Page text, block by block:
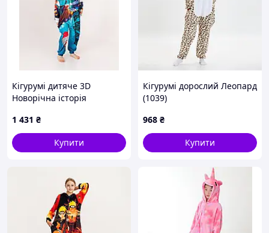
Кігурумі дитяче 3D
Новорічна історія
1 431 ₴
Купити
Кігурумі дорослий Леопард
(1039)
968 ₴
Купити